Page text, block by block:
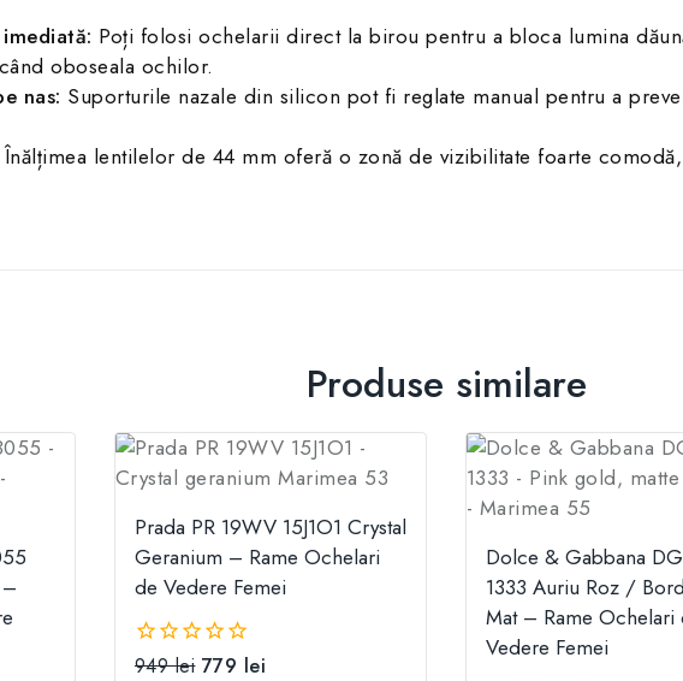
Poți folosi ochelarii direct la birou pentru a bloca lumina
oboseala ochilor.
nas: Suporturile nazale din silicon pot fi reglate manual pentru a
Înălțimea lentilelor de 44 mm oferă o zonă de vizibilitate foarte
Produse similare
Prada PR 19WV 15J1O1 Crystal
Geranium – Rame Ochelari
de Vedere Femei
0
949lei 779 lei
Dolce & Gabbana
1333 Auriu Roz /
Mat – Rame Ochelari
Vedere Femei